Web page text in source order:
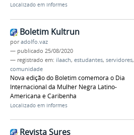
Localizado em Informes
Boletim Kultrun
poradolfo.vaz
— publicado 25/08/2020
— registrado em: ilaach, estudantes, servidores,
comunidade
Nova edição do Boletim comemora o Dia
Internacional da Mulher Negra Latino-
Americana e Caribenha
Localizado em Informes
Revista Sures